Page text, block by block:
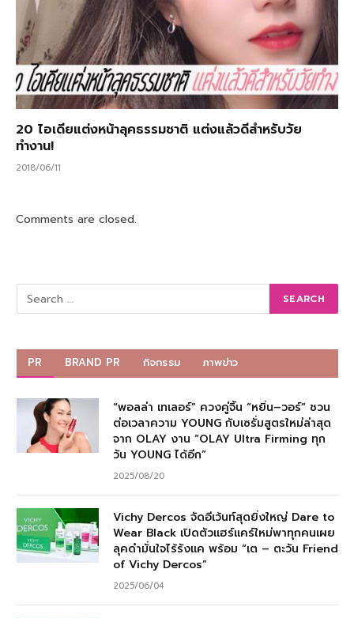
20 ไอเดียแต่งหน้าลุคธรรมชาติ แต่งแล้วดีสำหรับวัย
ทำงาน!
2018/06/11
Comments are closed.
PR BRAND PR กิจกรรม ภาพข่าว
“พอลล่า เทเลอร์” ควงคู่จิ้น “หยิ่น–วอร์” ชวน
ต่อเวลาความ YOUNG กับเซรั่มสูตรใหม่ล่าสุด
จาก OLAY งาน “OLAY Ultra Firming ทุก
วัน YOUNG ได้อีก”
2025/08/20
Vichy Dercos จัดอีเว้นท์สุดยิ่งใหญ่ Dare to
Wear Black เปิดตัวแฮร์แคร์ใหม่พาทุกคนเผย
ลุคดำมั่นใจไร้รังแค พร้อม “เต – ตะวัน Friend
of Vichy Dercos”
2025/06/04